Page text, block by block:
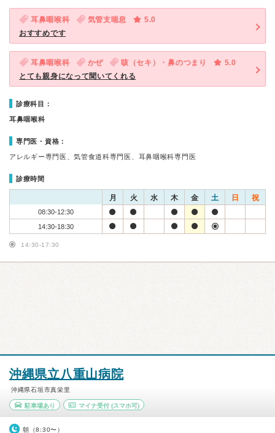
耳鼻咽喉科 気管支喘息
5.0
おすすめです
耳鼻咽喉科 かぜ 咳（セキ）・鼻のつまり
5.0
とても親身になって聞いてくれる
診療科目：
耳鼻咽喉科
専門医・資格：
アレルギー専門医、気管食道科専門医、耳鼻咽喉科専門医
診療時間
月 火 水 木 金 土 日 祝
08:30-12:30
14:30-18:30
14:30-17:30
沖縄県立八重山病院
沖縄県石垣市真栄里
駐車場あり マイナ受付(スマホ可)
朝（8:30〜）